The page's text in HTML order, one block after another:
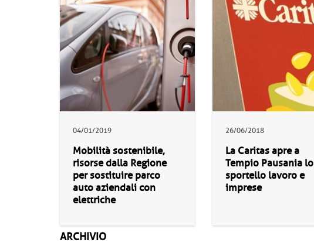
04/01/2019
Mobilità sostenibile,
risorse dalla Regione
per sostituire parco
auto aziendali con
elettriche
26/06/2018
La Caritas apre a
Tempio Pausania lo
sportello lavoro e
imprese
ARCHIVIO